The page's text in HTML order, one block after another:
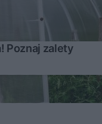
Poznaj zalety